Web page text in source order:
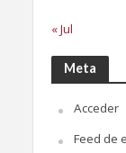
« Jul
Meta
Acceder
Feed de